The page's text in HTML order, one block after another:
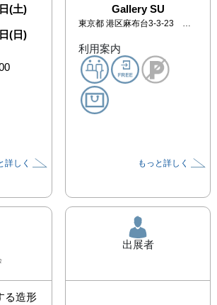
(土)
(日)
詳しく
Gallery SU
東京都 港区麻布台3-3-23 和朗フラット4号館6号室
利用案内
もっと詳しく
る造形
出展者